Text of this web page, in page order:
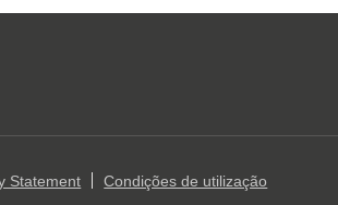
Statement Condições de utilização